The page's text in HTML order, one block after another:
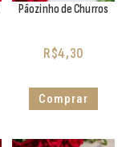
Pãozinho de Churros
R$4,30
Comprar